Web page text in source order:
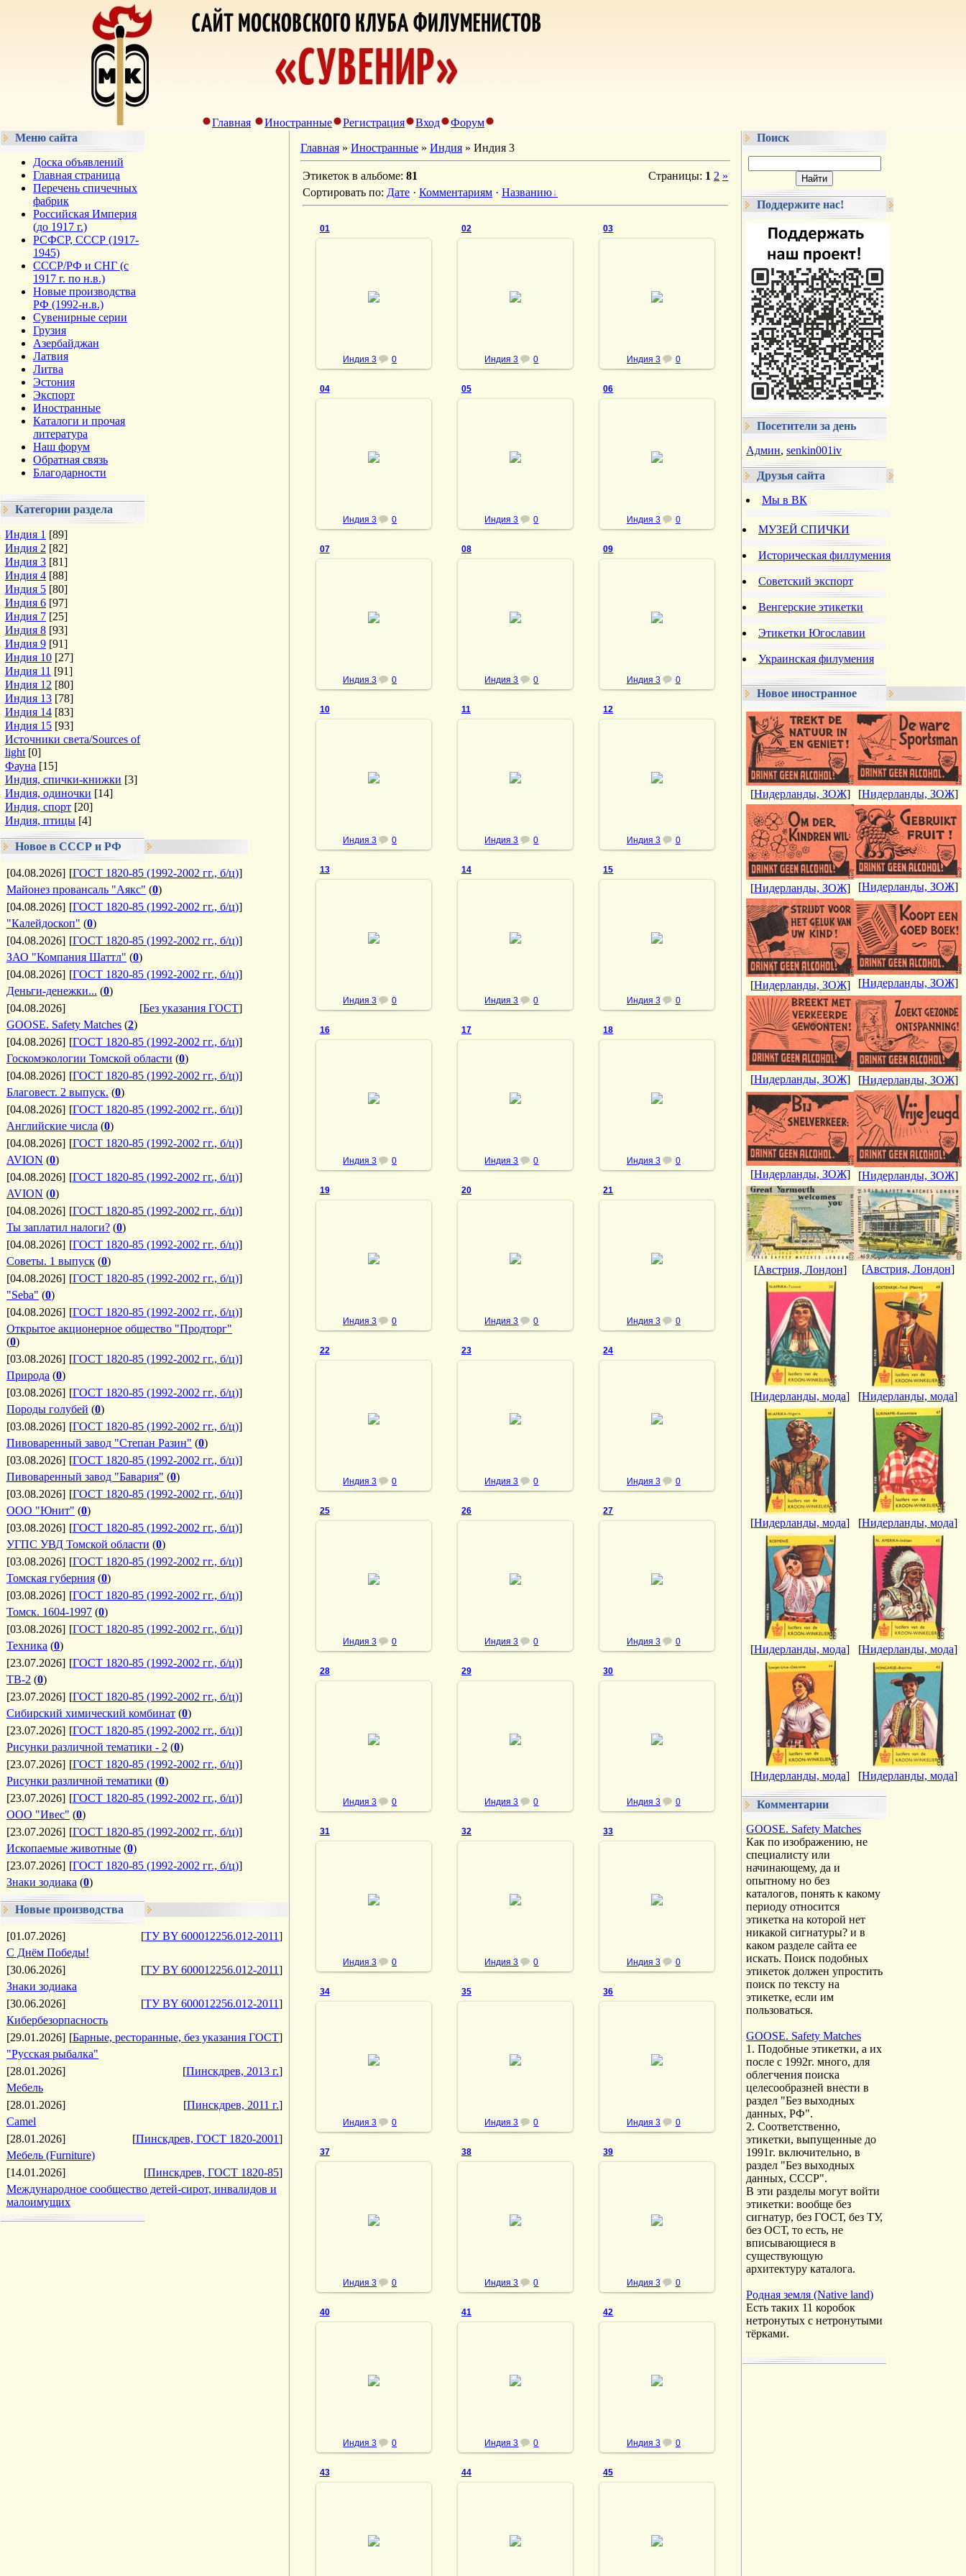
Главная Иностранные Регистрация Вход
Форум
Меню сайта
Доска объявлений
Главная страница
Перечень спичечных
фабрик
Российская Империя
(до 1917 г.)
РСФСР, СССР (1917-
1945)
СССР/РФ и СНГ (с
1917 г. по н.в.)
Новые производства
РФ (1992-н.в.)
Сувенирные серии
Грузия
Азербайджан
Латвия
Литва
Эстония
Экспорт
Иностранные
Каталоги и прочая
литература
Наш форум
Обратная связь
Благодарности
Категории раздела
Индия 1 [89]
Индия 2 [82]
Индия 3 [81]
Индия 4 [88]
Индия 5 [80]
Индия 6 [97]
Индия 7 [25]
Индия 8 [93]
Индия 9 [91]
Индия 10 [27]
Индия 11 [91]
Индия 12 [80]
Индия 13 [78]
Индия 14 [83]
Индия 15 [93]
Источники света/Sources of
light [0]
Фауна [15]
Индия, спички-книжки [3]
Индия, одиночки [14]
Индия, спорт [20]
Индия, птицы [4]
Новое в СССР и РФ
[04.08.2026] [ГОСТ 1820-85 (1992-2002 гг., б/ц)]
Майонез провансаль "Аякс" (0)
[04.08.2026] [ГОСТ 1820-85 (1992-2002 гг., б/ц)]
"Калейдоскоп" (0)
[04.08.2026] [ГОСТ 1820-85 (1992-2002 гг., б/ц)]
ЗАО "Компания Шаттл" (0)
[04.08.2026] [ГОСТ 1820-85 (1992-2002 гг., б/ц)]
Деньги-денежки... (0)
[04.08.2026]
[Без указания ГОСТ]
GOOSE. Safety Matches (2)
[04.08.2026] [ГОСТ 1820-85 (1992-2002 гг., б/ц)]
Госкомэкологии Томской области (0)
[04.08.2026] [ГОСТ 1820-85 (1992-2002 гг., б/ц)]
Благовест. 2 выпуск. (0)
[04.08.2026] [ГОСТ 1820-85 (1992-2002 гг., б/ц)]
Английские числа (0)
[04.08.2026] [ГОСТ 1820-85 (1992-2002 гг., б/ц)]
AVION (0)
[04.08.2026] [ГОСТ 1820-85 (1992-2002 гг., б/ц)]
AVION (0)
[04.08.2026] [ГОСТ 1820-85 (1992-2002 гг., б/ц)]
Ты заплатил налоги? (0)
[04.08.2026] [ГОСТ 1820-85 (1992-2002 гг., б/ц)]
Советы. 1 выпуск (0)
[04.08.2026] [ГОСТ 1820-85 (1992-2002 гг., б/ц)]
"Seba" (0)
[04.08.2026] [ГОСТ 1820-85 (1992-2002 гг., б/ц)]
Открытое акционерное общество "Продторг"
(0)
[03.08.2026] [ГОСТ 1820-85 (1992-2002 гг., б/ц)]
Природа (0)
[03.08.2026] [ГОСТ 1820-85 (1992-2002 гг., б/ц)]
Породы голубей (0)
[03.08.2026] [ГОСТ 1820-85 (1992-2002 гг., б/ц)]
Пивоваренный завод "Степан Разин" (0)
[03.08.2026] [ГОСТ 1820-85 (1992-2002 гг., б/ц)]
Пивоваренный завод "Бавария" (0)
[03.08.2026] [ГОСТ 1820-85 (1992-2002 гг., б/ц)]
ООО "Юнит" (0)
[03.08.2026] [ГОСТ 1820-85 (1992-2002 гг., б/ц)]
УГПС УВД Томской области (0)
[03.08.2026] [ГОСТ 1820-85 (1992-2002 гг., б/ц)]
Томская губерния (0)
[03.08.2026] [ГОСТ 1820-85 (1992-2002 гг., б/ц)]
Томск. 1604-1997 (0)
[03.08.2026] [ГОСТ 1820-85 (1992-2002 гг., б/ц)]
Техника (0)
[23.07.2026] [ГОСТ 1820-85 (1992-2002 гг., б/ц)]
ТВ-2 (0)
[23.07.2026] [ГОСТ 1820-85 (1992-2002 гг., б/ц)]
Сибирский химический комбинат (0)
[23.07.2026] [ГОСТ 1820-85 (1992-2002 гг., б/ц)]
Рисунки различной тематики - 2 (0)
[23.07.2026] [ГОСТ 1820-85 (1992-2002 гг., б/ц)]
Рисунки различной тематики (0)
[23.07.2026] [ГОСТ 1820-85 (1992-2002 гг., б/ц)]
ООО "Ивес" (0)
[23.07.2026] [ГОСТ 1820-85 (1992-2002 гг., б/ц)]
Ископаемые животные (0)
[23.07.2026] [ГОСТ 1820-85 (1992-2002 гг., б/ц)]
Знаки зодиака (0)
Новые производства
[01.07.2026] [ТУ BY 600012256.012-2011]
С Днём Победы!
[30.06.2026]
[ТУ BY 600012256.012-2011]
Знаки зодиака
[30.06.2026]
[ТУ BY 600012256.012-2011]
Кибербезорпасность
[29.01.2026] [Барные, ресторанные, без указания ГОСТ]
"Русская рыбалка"
[28.01.2026]
[Пинскдрев, 2013 г.]
Мебель
[28.01.2026]
[Пинскдрев, 2011 г.]
Camel
[28.01.2026]
[Пинскдрев, ГОСТ 1820-2001]
Мебель (Furniture)
[14.01.2026]
[Пинскдрев, ГОСТ 1820-85]
Международное сообщество детей-сирот, инвалидов и
малоимущих
Главная » Иностранные » Индия » Индия 3
Этикеток в альбоме: 81 Страницы: 1 2 »
Сортировать по: Дате · Комментариям · Названию
01
Индия 3 0
02
Индия 3 0
03
Индия 3 0
04
Индия 3 0
05
Индия 3 0
06
Индия 3 0
07
Индия 3 0
08
Индия 3 0
09
Индия 3 0
10
Индия 3 0
11
Индия 3 0
12
Индия 3 0
13
Индия 3 0
14
Индия 3 0
15
Индия 3 0
16
Индия 3 0
17
Индия 3 0
18
Индия 3 0
19
Индия 3 0
20
Индия 3 0
21
Индия 3 0
22
Индия 3 0
23
Индия 3 0
24
Индия 3 0
25
Индия 3 0
26
Индия 3 0
27
Индия 3 0
28
Индия 3 0
29
Индия 3 0
30
Индия 3 0
31
Индия 3 0
32
Индия 3 0
33
Индия 3 0
34
Индия 3 0
35
Индия 3 0
36
Индия 3 0
37
Индия 3 0
38
Индия 3 0
39
Индия 3 0
40
Индия 3 0
41
Индия 3 0
42
Индия 3 0
43 44 45
Поиск
Поддержите нас!
Посетители за день
Админ, senkin001iv
Друзья сайта
Мы в ВК
МУЗЕЙ СПИЧКИ
Историческая филлумения
Советский экспорт
Венгерские этикетки
Этикетки Югославии
Украинская филумения
Новое иностранное
[Нидерланды, ЗОЖ] [Нидерланды, ЗОЖ]
[Нидерланды, ЗОЖ] [Нидерланды, ЗОЖ]
[Нидерланды, ЗОЖ] [Нидерланды, ЗОЖ]
[Нидерланды, ЗОЖ] [Нидерланды, ЗОЖ]
[Нидерланды, ЗОЖ] [Нидерланды, ЗОЖ]
[Австрия, Лондон] [Австрия, Лондон]
[Нидерланды, мода] [Нидерланды, мода]
[Нидерланды, мода] [Нидерланды, мода]
[Нидерланды, мода] [Нидерланды, мода]
[Нидерланды, мода] [Нидерланды, мода]
Комментарии
GOOSE. Safety Matches
Как по изображению, не
специалисту или
начинающему, да и
опытному но без
каталогов, понять к какому
периоду относится
этикетка на которой нет
никакой сигнатуры? и в
каком разделе сайта ее
искать. Поиск подобных
этикеток должен упростить
поиск по тексту на
этикетке, если им
пользоваться.
GOOSE. Safety Matches
1. Подобные этикетки, а их
после с 1992г. много, для
облегчения поиска
целесообразней внести в
раздел "Без выходных
данных, РФ".
2. Соответственно,
этикетки, выпущенные до
1991г. включительно, в
раздел "Без выходных
данных, СССР".
В эти разделы могут войти
этикетки: вообще без
сигнатур, без ГОСТ, без ТУ,
без ОСТ, то есть, не
вписывающиеся в
существующую
архитектуру каталога.
Родная земля (Native land)
Есть таких 11 коробок
нетронутых с нетронутыми
тёрками.